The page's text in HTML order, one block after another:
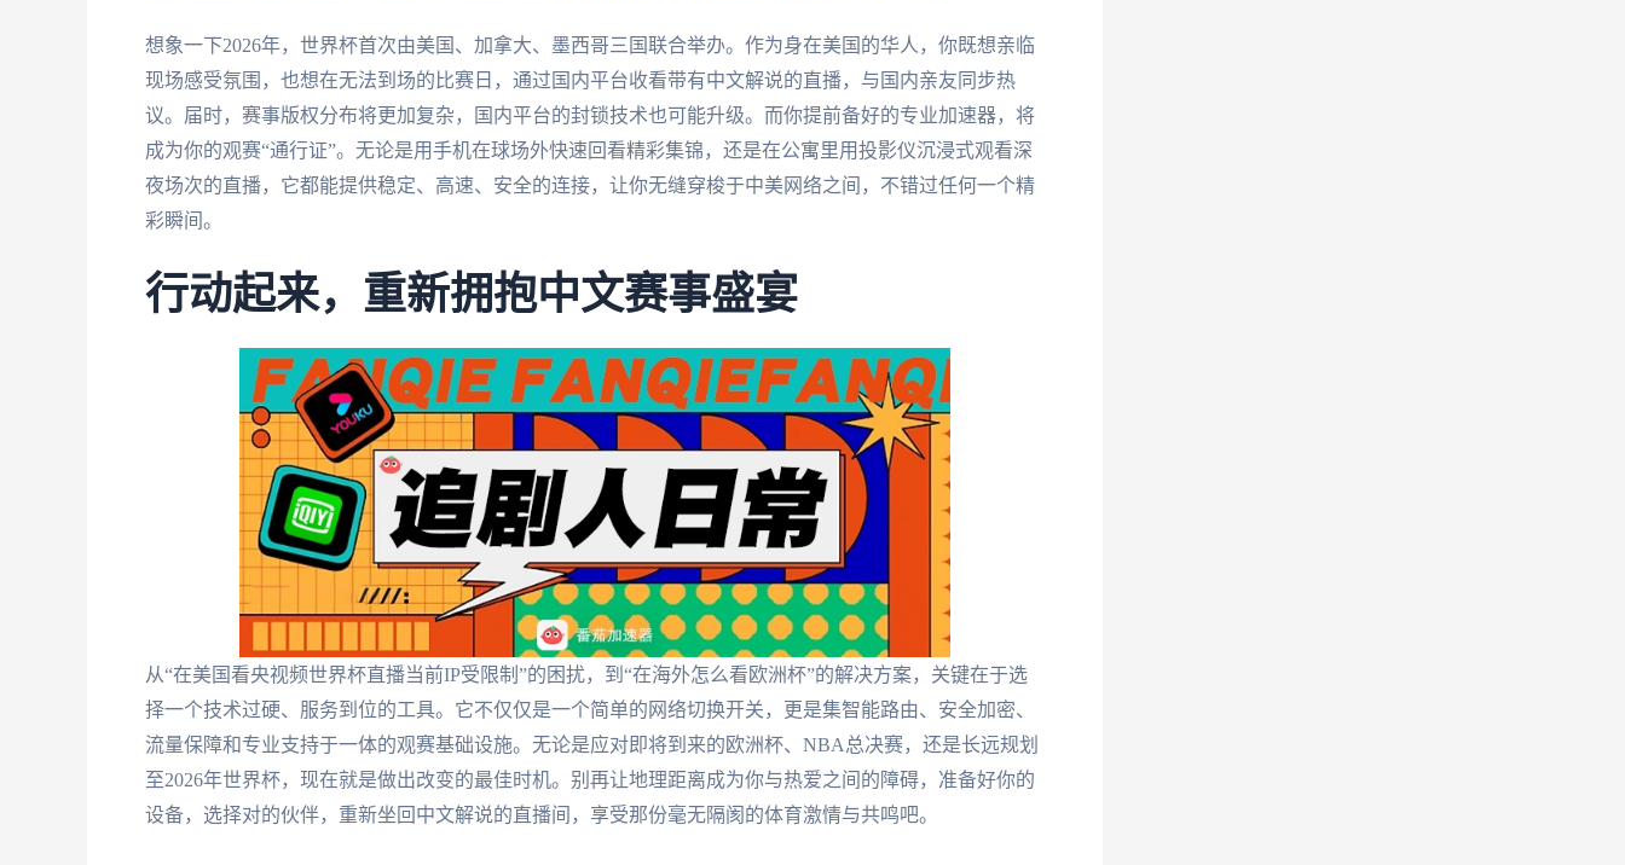
想象一下2026年，世界杯首次由美国、加拿大、墨西哥三国联合举办。作为身在美国的华人，你既想亲临
现场感受氛围，也想在无法到场的比赛日，通过国内平台收看带有中文解说的直播，与国内亲友同步热
议。届时，赛事版权分布将更加复杂，国内平台的封锁技术也可能升级。而你提前备好的专业加速器，将
成为你的观赛“通行证”。无论是用手机在球场外快速回看精彩集锦，还是在公寓里用投影仪沉浸式观看深
夜场次的直播，它都能提供稳定、高速、安全的连接，让你无缝穿梭于中美网络之间，不错过任何一个精
彩瞬间。
行动起来，重新拥抱中文赛事盛宴
从“在美国看央视频世界杯直播当前IP受限制”的困扰，到“在海外怎么看欧洲杯”的解决方案，关键在于选
择一个技术过硬、服务到位的工具。它不仅仅是一个简单的网络切换开关，更是集智能路由、安全加密、
流量保障和专业支持于一体的观赛基础设施。无论是应对即将到来的欧洲杯、NBA总决赛，还是长远规划
至2026年世界杯，现在就是做出改变的最佳时机。别再让地理距离成为你与热爱之间的障碍，准备好你的
设备，选择对的伙伴，重新坐回中文解说的直播间，享受那份毫无隔阂的体育激情与共鸣吧。